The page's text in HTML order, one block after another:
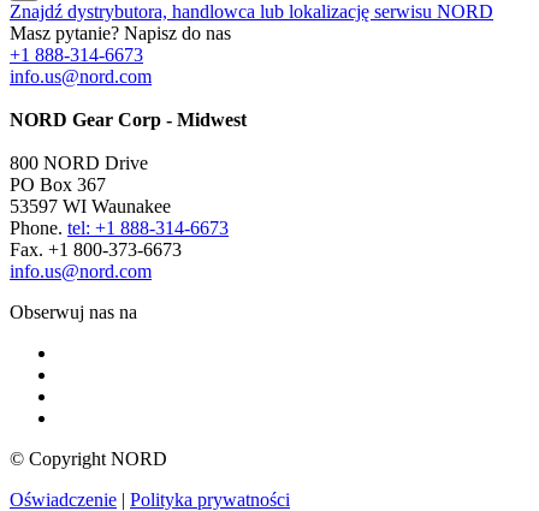
Znajdź dystrybutora, handlowca lub lokalizację serwisu NORD
Masz pytanie? Napisz do nas
+1 888-314-6673
info.us@nord.com
NORD Gear Corp - Midwest
800 NORD Drive
PO Box 367
53597 WI Waunakee
Phone. tel: +1 888-314-6673
Fax. +1 800-373-6673
info.us@nord.com
Obserwuj nas na
© Copyright NORD
Oświadczenie | Polityka prywatności